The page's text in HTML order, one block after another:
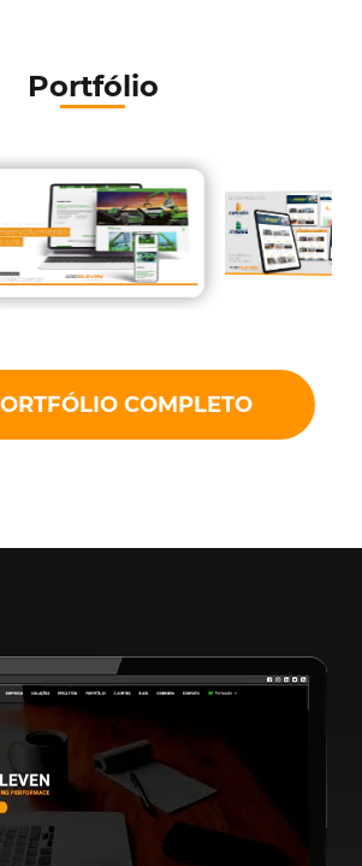
Portfólio
COMPLETO